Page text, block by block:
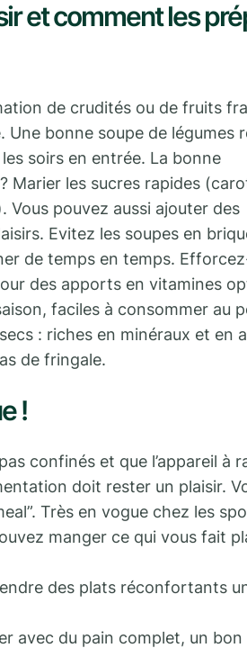
et comment les
de crudités ou de fruits
bonne soupe de légumes
soirs en entrée. La bonne
Marier les sucres rapides
pouvez aussi ajouter des
Evitez les soupes en
de temps en temps.
des apports en vitamines
faciles à consommer au
: riches en minéraux et en
de fringale.
!
confinés et que l’appareil à
doit rester un plaisir.
Très en vogue chez les
manger ce qui vous fait
des plats réconfortants
avec du pain complet, un